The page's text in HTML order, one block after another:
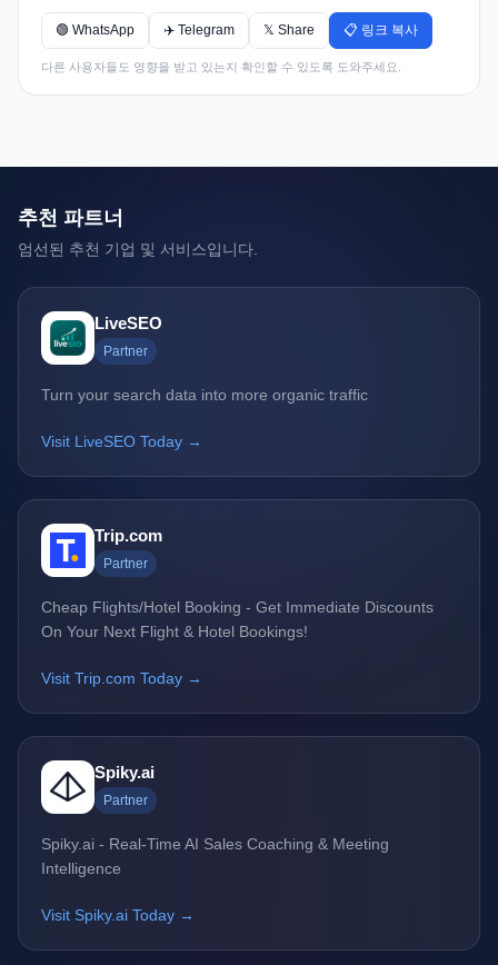
🟢 WhatsApp ✈️ Telegram 𝕏 Share 📋 링크 복사
다른 사용자들도 영향을 받고 있는지 확인할 수 있도록 도와주세요.
추천 파트너
엄선된 추천 기업 및 서비스입니다.
LiveSEO
Partner
Turn your search data into more organic traffic
Visit LiveSEO Today →
Trip.com
Partner
Cheap Flights/Hotel Booking - Get Immediate Discounts
On Your Next Flight & Hotel Bookings!
Visit Trip.com Today →
Spiky.ai
Partner
Spiky.ai - Real-Time AI Sales Coaching & Meeting
Intelligence
Visit Spiky.ai Today →